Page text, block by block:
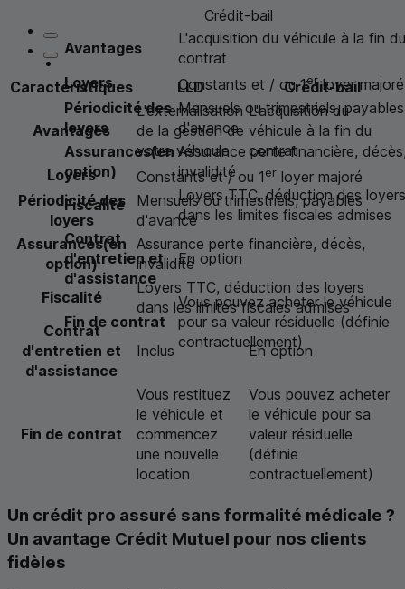
Crédit-bail
Avantages
L'acquisition du véhicule à la fin du
contrat
Loyers
Constants et / ou 1erloyer majoré
Périodicité des
loyers
Mensuels ou trimestriels, payables
d'avance
Assurances(en
option)
Assurance perte financière,
invalidité
Fiscalité
LoyersTTC, déduction des loyers
dans les limites fiscales admises
Contrat
d'entretien et
d'assistance
En option
Fin de contrat
Vous pouvez acheter le véhicule
pour sa valeur résiduelle (définie
contractuellement)
Caractéristiques LLD Crédit-bail
Avantages
L'externalisation
de la gestion de
votre véhicule
L'acquisition du
véhicule à la fin du
contrat
Loyers
Constants et / ou 1er loyer majoré
Périodicité des
loyers
Mensuels ou trimestriels, payables
d'avance
Assurances(en
option)
Assurance perte financière, décès,
invalidité
Fiscalité
Loyers TTC, déduction des loyers
dans les limites fiscales admises
Contrat
d'entretien et
d'assistance
Inclus En option
Fin de contrat
Vous restituez
le véhicule et
commencez
une nouvelle
location
Vous pouvez acheter
le véhicule pour sa
valeur résiduelle
(définie
contractuellement)
Un crédit pro assuré sans formalité médicale ?
Un avantage Crédit Mutuel pour nos clients
fidèles